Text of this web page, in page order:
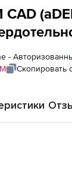
CAD
-
Скопировать